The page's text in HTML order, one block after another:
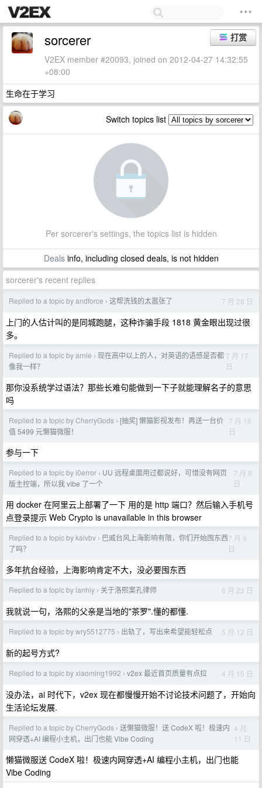
打赏
sorcerer
V2EX member #20093, joined on 2012-04-27 14:32:55
+08:00
生命在于学习
Switch topics list
Per sorcerer's settings, the topics list is hidden
Dealsinfo, including closed deals, is not hidden
sorcerer's recent replies
Replied to a topic by andforce › 这帮洗钱的太嚣张了 7 月 28 日
上门的人估计叫的是同城跑腿，这种诈骗手段 1818 黄金眼出现过很
多。
Replied to a topic by arnie › 现在高中以上的人，对英语的语感是否都
像我一样？
7 月 17
日
那你没系统学过语法？那些长难句能做到一下子就能理解名子的意思
吗
Replied to a topic by CherryGods › [抽奖] 懒猫影视发布！再送一台价
值 5499 元懒猫微服！
7 月 16
日
参与一下
Replied to a topic by i0error › UU 远程桌面用过都说好，可惜没有网页
版主控端，所以我 vibe 了一个
7 月 9
日
用 docker 在阿里云上部署了一下 用的是 http 端口？然后输入手机号
点登录提示 Web Crypto is unavailable in this browser
Replied to a topic by kaivbv › 巴威台风上海影响有限，你们开始囤东西
了吗？
7 月 9
日
多年抗台经验，上海影响肯定不大，没必要囤东西
Replied to a topic by lanhiy › 关于洛熙案孔律师 6 月 23 日
我就说一句，洛熙的父亲是当地的"茶罗".懂的都懂.
Replied to a topic by wry5512775 › 出轨了，写出来希望能轻松点 5 月 12 日
新的起号方式?
Replied to a topic by xiaoming1992 › v2ex 最近首页质量有点拉 4 月 15 日
没办法，ai 时代下，v2ex 现在都慢慢开始不讨论技术问题了，开始向
生活论坛发展.
Replied to a topic by CherryGods › 送懒猫微服！送 CodeX 啦！极速内
网穿透+AI 编程小主机，出门也能 Vibe Coding
4 月
11 日
懒猫微服送 CodeX 啦！极速内网穿透+AI 编程小主机，出门也能
Vibe Coding